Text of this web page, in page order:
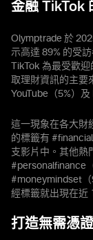
金融 TikTok
Olymptrade 於
示高達 89% 的受
TikTok 為最受歡
取理財資訊的主要
YouTube（5%）
這一現象在各大財
的標籤有
支影片中。其他熱
#personalfinance
#moneymindset（
經標籤就出現在近
打造無需憑